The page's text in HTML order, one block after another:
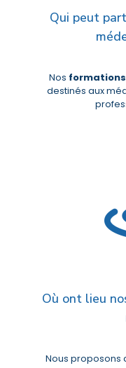
Qui peut
Nos
destinés aux
Où ont lieu
Nous proposons